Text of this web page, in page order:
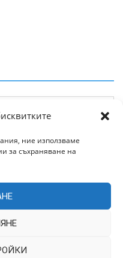
ние използваме
за съхраняване на